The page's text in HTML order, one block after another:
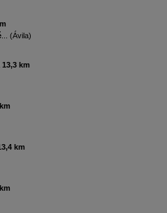
... (Ávila)
13,3 km
km